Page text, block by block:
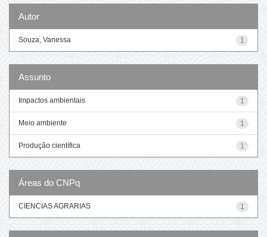
Autor
1
Souza, Vanessa
Assunto
1
Impactos ambientais
1
Meio ambiente
1
Produção científica
Áreas do CNPq
1
CIENCIAS AGRARIAS